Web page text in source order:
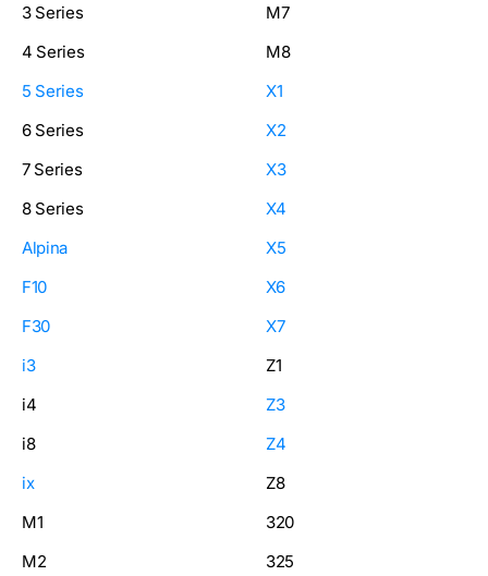
3 Series
4 Series
5 Series
6 Series
7 Series
8 Series
Alpina
F10
F30
i3
i4
i8
ix
M1
M2
M7
M8
X1
X2
X3
X4
X5
X6
X7
Z1
Z3
Z4
Z8
320
325